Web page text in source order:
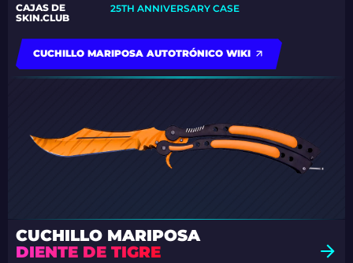
CAJAS DE
SKIN.CLUB
25TH ANNIVERSARY CASE
CUCHILLO MARIPOSA AUTOTRÓNICO WIKI
CUCHILLO MARIPOSA
DIENTE DE TIGRE